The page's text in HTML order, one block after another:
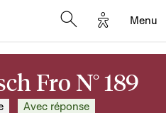
Options
Menu
Fro N° 189
Avec réponse